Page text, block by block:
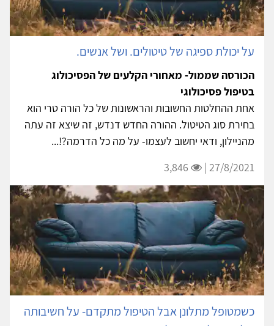
על יכולת ספיגה של טיטולים. ושל אנשים.
הכורסה שממול- מאחורי הקלעים של הפסיכולוג
בטיפול פסיכולוגי
אחת ההחלטות החשובות והראשונות של כל הורה טרי הוא
בחירת סוג הטיטול. ההורה החדש דנדש, זה שיצא זה עתה
מהניילון, ודאי יחשוב לעצמו- על מה כל הדרמה?!...
27/8/2021 |
כשמטופל מתלונן אבל הטיפול מתקדם- על חשיבותה